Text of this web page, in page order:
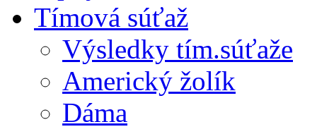
Tímová súťaž
Výsledky tím.súťaže
Americký žolík
Dáma